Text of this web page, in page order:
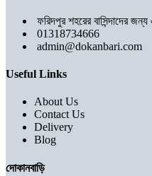
ফরিদপুর শহরের বাসিন্দাদের
01318734666
admin@dokanbari.com
Useful Links
About Us
Contact Us
Delivery
Blog
দোকানবাড়ি